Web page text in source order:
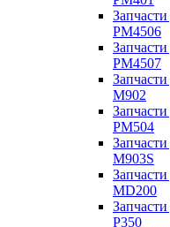
PM4506
PM4507
M902
PM504
M903S
MD200
P350